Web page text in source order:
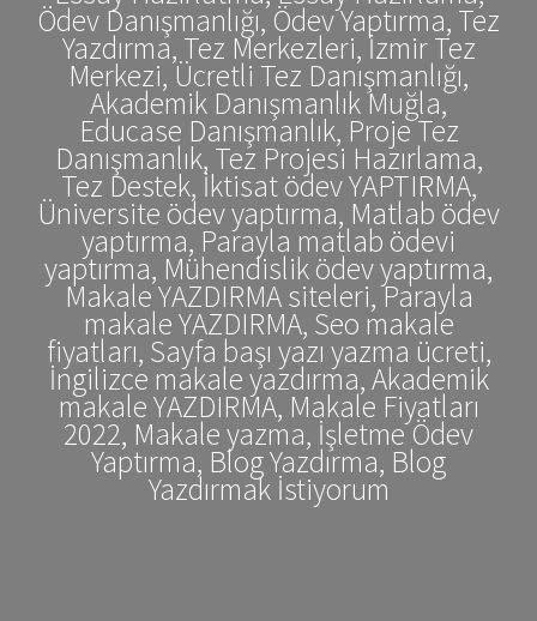
Ödev Danışmanlığı, Ödev Yaptırma, Tez
Yazdırma, Tez Merkezleri, İzmir Tez
Merkezi, Ücretli Tez Danışmanlığı,
Akademik Danışmanlık Muğla,
Educase Danışmanlık, Proje Tez
Danışmanlık, Tez Projesi Hazırlama,
Tez Destek, İktisat ödev YAPTIRMA,
Üniversite ödev yaptırma, Matlab ödev
yaptırma, Parayla matlab ödevi
yaptırma, Mühendislik ödev yaptırma,
Makale YAZDIRMA siteleri, Parayla
makale YAZDIRMA, Seo makale
fiyatları, Sayfa başı yazı yazma ücreti,
İngilizce makale yazdırma, Akademik
makale YAZDIRMA, Makale Fiyatları
2022, Makale yazma, İşletme Ödev
Yaptırma, Blog Yazdırma, Blog
Yazdırmak İstiyorum